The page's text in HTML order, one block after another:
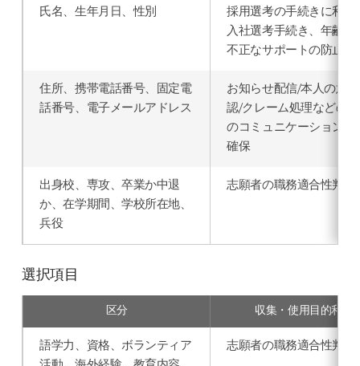
氏名、生年月日、性別
採用選考の手続きに利用
入社選考手続き、年齢認
不正なサポートの防止
住所、携帯電話番号、固定電
話番号、電子メールアドレス
お知らせ配信/本人の意
認/クレーム処理などの
のコミュニケーション経
確保
出身校、専攻、卒業か中退
か、在学期間、学校所在地、
兵役
志願者の職務適合性判断
選択項目
区分 収集・使用目的利用
語学力、資格、ボランティア
志願者の職務適合性判断